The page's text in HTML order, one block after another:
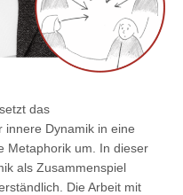
das
innere Dynamik in eine
Metaphorik um. In dieser
als Zusammenspiel
Die Arbeit mit